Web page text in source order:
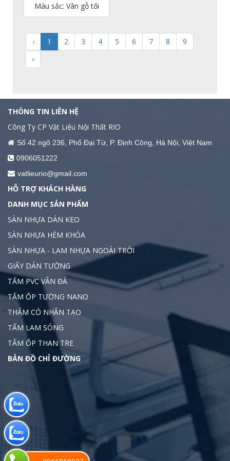
nồm.
trình sử dụng.
Độ bền cao, có thể lên tới 20 - 30 năm.
Thi công nhanh chóng, tháo lắp dễ dàng.
Sàn nhựa RIO phù hợp lắp đặt ở mọi vị trí không gian
4. Ứng dụng sàn nhựa có hèm khóa
Sàn nhựa khóa hèm RIO sở hữu nhiều ưu điểm vượt
trội giúp khách hàng không còn lo ngại sợ sàn bị
ẩm mốc, ngấm nước gây phồng rộp, cong vênh, hoặc
mối mọt trong suốt quá trình sử dụng. Hay muốn lắp
sàn gỗ cho cả căn nhà nhưng giá thành các loại sàn
Màu sắc: Vân gỗ tối
‹ 1 2 3 4 5 6 7 8
9
›
THÔNG TIN LIÊN HỆ
Công Ty CP Vật Liệu Nội Thất RIO
Số 42 ngõ 236, Phố Đại Từ, P. Định Công, Hà Nội, Việt Nam
0906051222
vatlieurio@gmail.com
HỖ TRỢ KHÁCH HÀNG
DANH MỤC SẢN PHẨM
SÀN NHỰA DÁN KEO
SÀN NHỰA HÈM KHÓA
SÀN NHỰA - LAM NHỰA NGOÀI TRỜI
GIẤY DÁN TƯỜNG
TẤM PVC VÂN ĐÁ
TẤM ỐP TƯỜNG NANO
THẢM CỎ NHÂN TẠO
TẤM LAM SÓNG
TẤM ỐP THAN TRE
BẢN ĐỒ CHỈ ĐƯỜNG